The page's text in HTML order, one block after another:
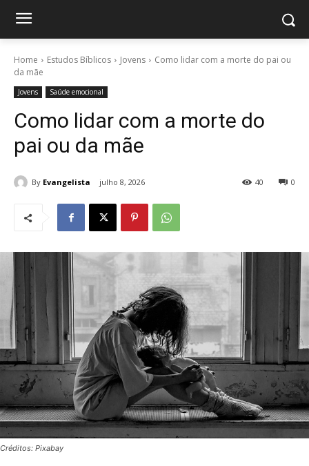
Home Estudos Bíblicos Jovens
Como lidar com a morte do pai ou
da mãe
Jovens Saúde emocional
Como lidar com a morte do
pai ou da mãe
By Evangelista julho 8, 2026 0
40
Créditos: Pixabay